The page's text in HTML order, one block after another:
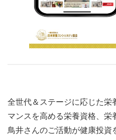
全世代＆ステージに応じた栄
マンスを高める栄養資格、栄
鳥井さんのご活動が健康投資